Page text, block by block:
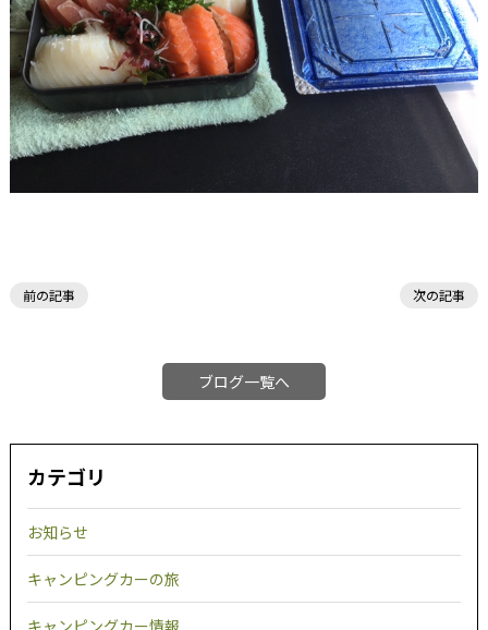
前の記事 次の記事
ブログ一覧へ
カテゴリ
お知らせ
キャンピングカーの旅